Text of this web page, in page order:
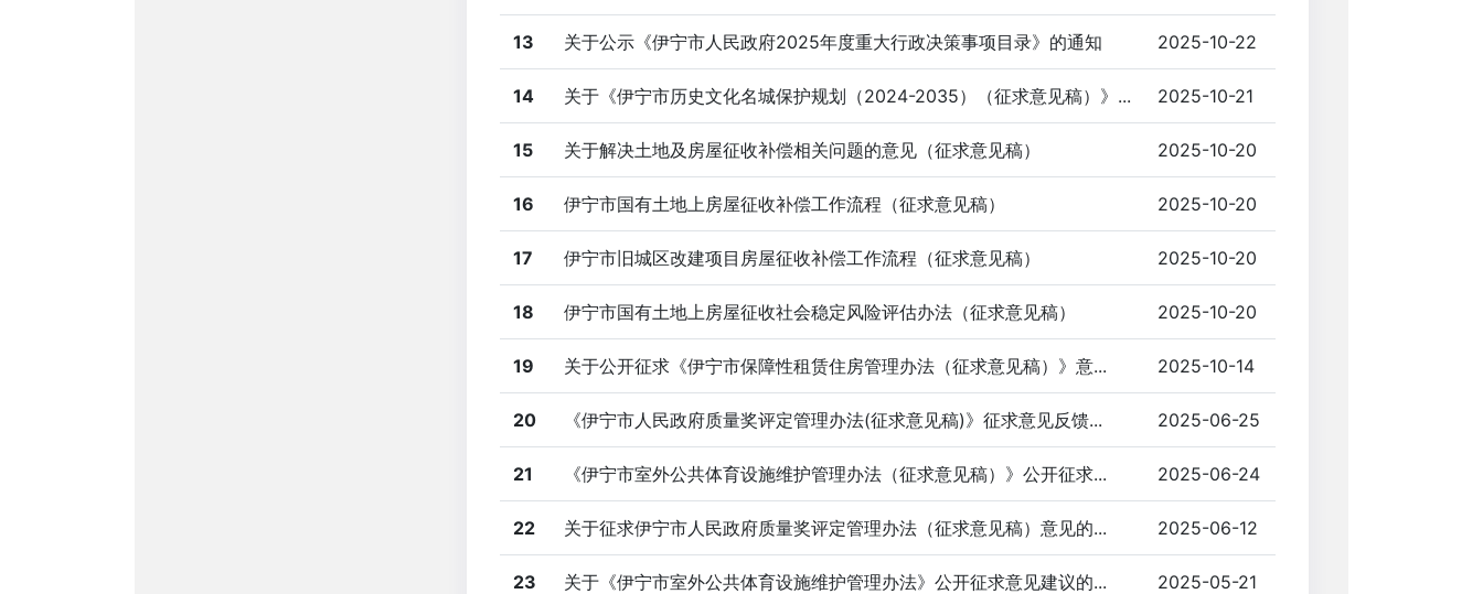
13 关于公示《伊宁市人民政府2025年度重大行政决策事项目录》的通知 2025-10-22
14 关于《伊宁市历史文化名城保护规划（2024-2035）（征求意见稿）》... 2025-10-21
15 关于解决土地及房屋征收补偿相关问题的意见（征求意见稿） 2025-10-20
16 伊宁市国有土地上房屋征收补偿工作流程（征求意见稿） 2025-10-20
17 伊宁市旧城区改建项目房屋征收补偿工作流程（征求意见稿） 2025-10-20
18 伊宁市国有土地上房屋征收社会稳定风险评估办法（征求意见稿） 2025-10-20
19 关于公开征求《伊宁市保障性租赁住房管理办法（征求意见稿）》意... 2025-10-14
20 《伊宁市人民政府质量奖评定管理办法(征求意见稿)》征求意见反馈... 2025-06-25
21 《伊宁市室外公共体育设施维护管理办法（征求意见稿）》公开征求... 2025-06-24
22 关于征求伊宁市人民政府质量奖评定管理办法（征求意见稿）意见的... 2025-06-12
23 关于《伊宁市室外公共体育设施维护管理办法》公开征求意见建议的... 2025-05-21